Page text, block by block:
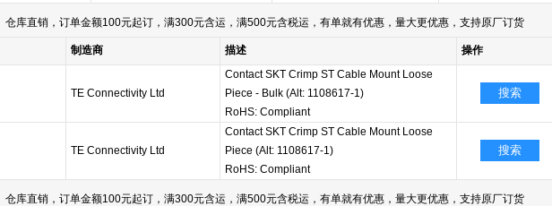
仓库直销，订单金额100元起订，满300元含运，满500元含税运，有单就有优惠，量大更优惠，支持原厂订货
制造商 描述 操作
TE Connectivity Ltd
Contact SKT Crimp ST Cable Mount Loose
Piece - Bulk (Alt: 1108617-1)
RoHS: Compliant
搜索
TE Connectivity Ltd
Contact SKT Crimp ST Cable Mount Loose
Piece (Alt: 1108617-1)
RoHS: Compliant
搜索
仓库直销，订单金额100元起订，满300元含运，满500元含税运，有单就有优惠，量大更优惠，支持原厂订货